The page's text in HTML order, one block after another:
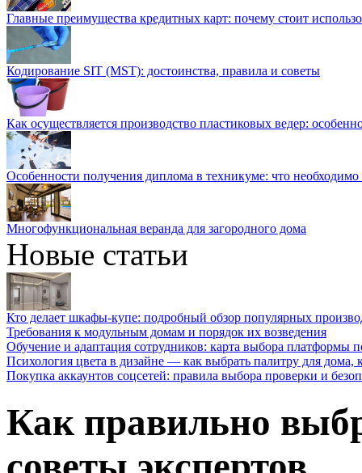
Главные преимущества кредитных карт: почему стоит
Кодирование SIT (MST): достоинства, правила и советы
Как осуществляется производство пластиковых ведер:
Особенности получения диплома в техникуме: что необходимо
Многофункциональная веранда для загородного дома
Новые статьи
Кто делает шкафы-купе: подробный обзор популярных
Требования к модульным домам и порядок их возведения
Обучение и адаптация сотрудников: карта выбора платформы
Психология цвета в дизайне — как выбрать палитру для дома,
Покупка аккаунтов соцсетей: правила выбора проверки и
Как правильно